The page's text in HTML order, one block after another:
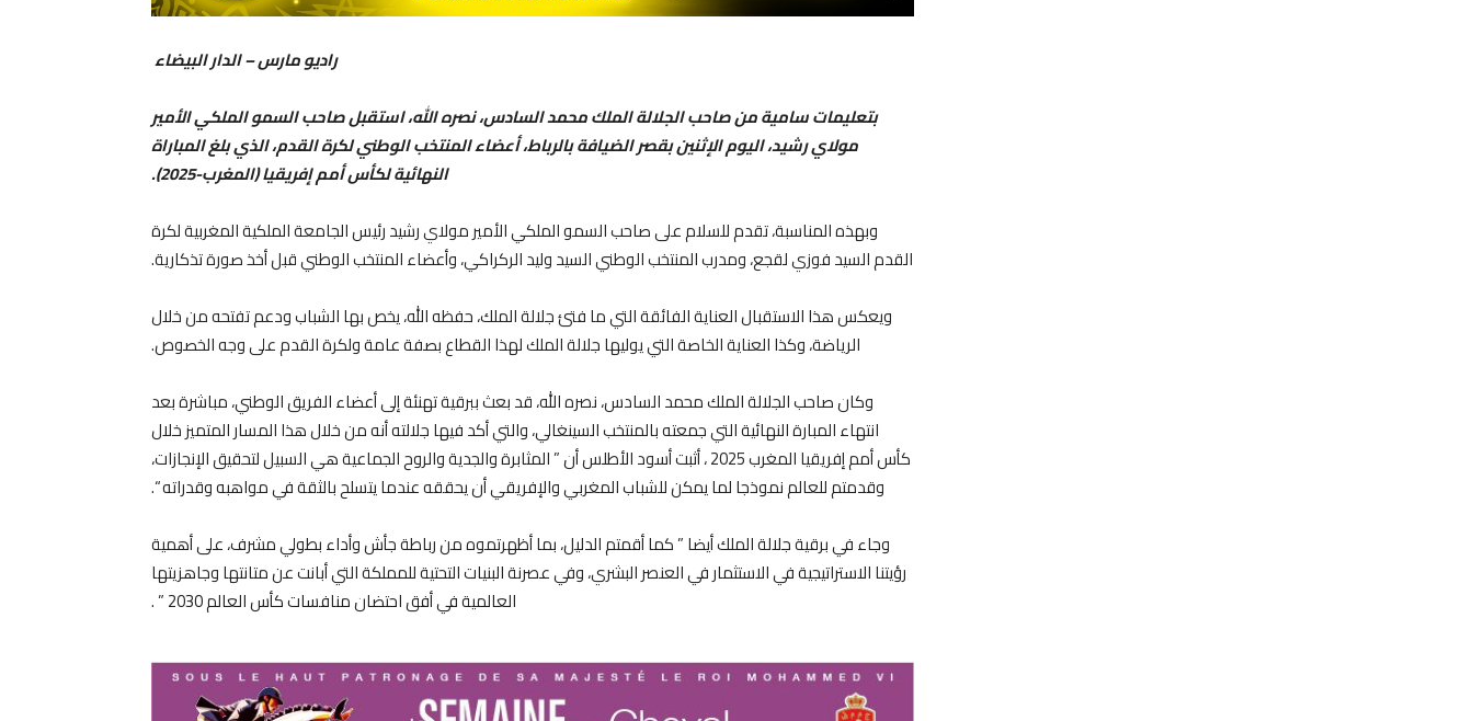
راديو مارس – الدار البيضاء
بتعليمات سامية من صاحب الجلالة الملك محمد السادس، نصره الله، استقبل صاحب السمو الملكي الأمير
مولاي رشيد، اليوم الإثنين بقصر الضيافة بالرباط، أعضاء المنتخب الوطني لكرة القدم، الذي بلغ المباراة
النهائية لكأس أمم إفريقيا (المغرب-2025).
وبهذه المناسبة، تقدم للسلام على صاحب السمو الملكي الأمير مولاي رشيد رئيس الجامعة الملكية المغربية لكرة
القدم السيد فوزي لقجع، ومدرب المنتخب الوطني السيد وليد الركراكي، وأعضاء المنتخب الوطني قبل أخذ صورة تذكارية.
ويعكس هذا الاستقبال العناية الفائقة التي ما فتئ جلالة الملك، حفظه الله، يخص بها الشباب ودعم تفتحه من خلال
الرياضة، وكذا العناية الخاصة التي يوليها جلالة الملك لهذا القطاع بصفة عامة ولكرة القدم على وجه الخصوص.
وكان صاحب الجلالة الملك محمد السادس، نصره الله، قد بعث ببرقية تهنئة إلى أعضاء الفريق الوطني، مباشرة بعد
انتهاء المبارة النهائية التي جمعته بالمنتخب السينغالي، والتي أكد فيها جلالته أنه من خلال هذا المسار المتميز خلال
كأس أمم إفريقيا المغرب 2025 ، أثبت أسود الأطلس أن ” المثابرة والجدية والروح الجماعية هي السبيل لتحقيق الإنجازات،
وقدمتم للعالم نموذجا لما يمكن للشباب المغربي والإفريقي أن يحققه عندما يتسلح بالثقة في مواهبه وقدراته “.
وجاء في برقية جلالة الملك أيضا ” كما أقمتم الدليل، بما أظهرتموه من رباطة جأش وأداء بطولي مشرف، على أهمية
رؤيتنا الاستراتيجية في الاستثمار في العنصر البشري، وفي عصرنة البنيات التحتية للمملكة التي أبانت عن متانتها وجاهزيتها
العالمية في أفق احتضان منافسات كأس العالم 2030 ” .